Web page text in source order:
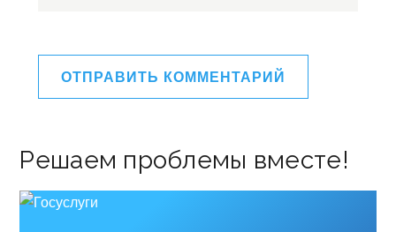
Решаем проблемы вместе!